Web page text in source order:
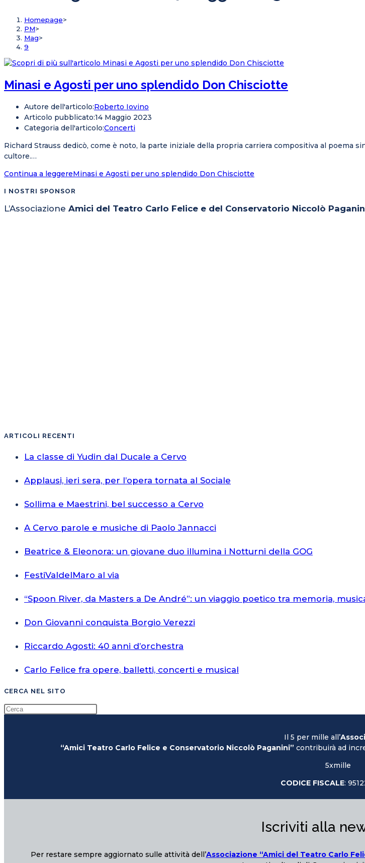
Homepage>
PM>
Mag>
9
Minasi e Agosti per uno splendido Don Chisciotte
Autore dell'articolo:Roberto Iovino
Articolo pubblicato:14 Maggio 2023
Categoria dell'articolo:Concerti
Richard Strauss dedicò, come è noto, la parte iniziale della propria carriera compositiva al poema
cultore.…
Continua a leggereMinasi e Agosti per uno splendido Don Chisciotte
I NOSTRI SPONSOR
L’Associazione Amici del Teatro Carlo Felice e del Conservatorio Niccolò
ARTICOLI RECENTI
La classe di Yudin dal Ducale a Cervo
Applausi, ieri sera, per l’opera tornata al Sociale
Sollima e Maestrini, bel successo a Cervo
A Cervo parole e musiche di Paolo Jannacci
Beatrice & Eleonora: un giovane duo illumina i Notturni della GOG
FestiValdelMaro al via
“Spoon River, da Masters a De André”: un viaggio poetico tra memoria,
Don Giovanni conquista Borgio Verezzi
Riccardo Agosti: 40 anni d’orchestra
Carlo Felice fra opere, balletti, concerti e musical
CERCA NEL SITO
Il 5 per mille all’
“Amici Teatro Carlo Felice e Conservatorio Niccolò Paganini” contribuirà ad
5xmille
CODICE FISCALE:
Iscriviti alla
Per restare sempre aggiornato sulle attività dell’Associazione “Amici del Teatro Carlo